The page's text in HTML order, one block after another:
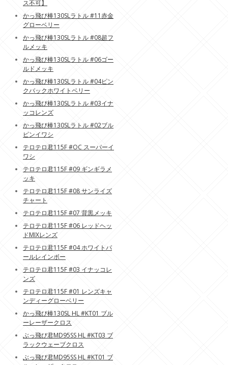
ス不可】
かっ飛び棒130SLラトル #11赤金
グローベリー
かっ飛び棒130SLラトル #08超フ
ルメッキ
かっ飛び棒130SLラトル #06ゴー
ルドメッキ
かっ飛び棒130SLラトル #04ピン
クバックホワイトベリー
かっ飛び棒130SLラトル #03イナ
ッコレンズ
かっ飛び棒130SLラトル #02ブル
ピンイワシ
テロテロ君115F #OC スーパーイ
ワシ
テロテロ君115F #09 ギンギラメ
ッキ
テロテロ君115F #08 サンライズ
チャート
テロテロ君115F #07 背黒メッキ
テロテロ君115F #06 レッドヘッ
ドMIXレンズ
テロテロ君115F #04 ホワイトパ
ールレインボー
テロテロ君115F #03 イナッコレ
ンズ
テロテロ君115F #01 レンズキャ
ンディーグローベリー
かっ飛び棒130SL HL #KT01 ブル
ーレーザークロス
ぶっ飛び君MD95SS HL #KT03 ブ
ラックウェーブクロス
ぶっ飛び君MD95SS HL #KT01 ブ